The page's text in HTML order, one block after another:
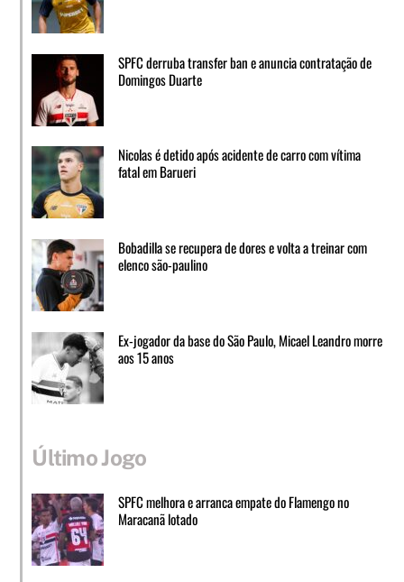
SPFC derruba transfer ban e anuncia contratação de
Domingos Duarte
Nicolas é detido após acidente de carro com vítima
fatal em Barueri
Bobadilla se recupera de dores e volta a treinar com
elenco são-paulino
Ex-jogador da base do São Paulo, Micael Leandro morre
aos 15 anos
Último Jogo
SPFC melhora e arranca empate do Flamengo no
Maracanã lotado